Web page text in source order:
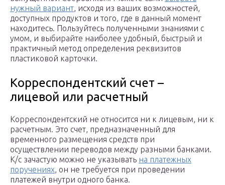
нужный вариант, исходя из ваших возможностей,
доступных продуктов и того, где в данный момент
находитесь. Пользуйтесь полученными знаниями с
умом, и выбирайте наиболее удобный, быстрый и
практичный метод определения реквизитов
пластиковой карточки.
Корреспондентский счет –
лицевой или расчетный
Корреспондентский не относится ни к лицевым, ни к
расчетным. Это счет, предназначенный для
временного размещения средств при
осуществлении переводов между разными банками.
К/с зачастую можно не указывать на платежных
поручениях, он не требуется при проведении
платежей внутри одного банка.